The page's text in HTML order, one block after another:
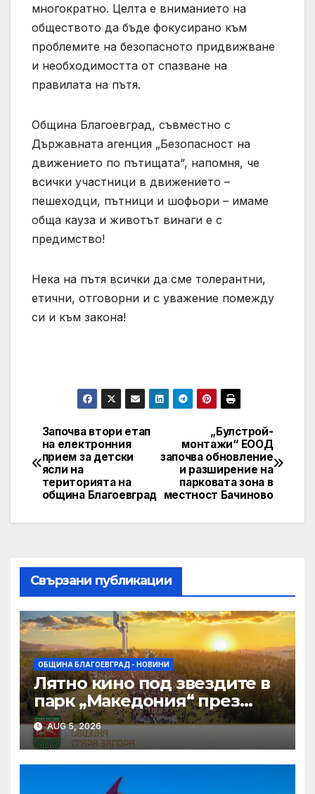
многократно. Целта е вниманието на
обществото да бъде фокусирано към
проблемите на безопасното придвижване
и необходимостта от спазване на
правилата на пътя.
Община Благоевград, съвместно с
Държавната агенция „Безопасност на
движението по пътищата“, напомня, че
всички участници в движението –
пешеходци, пътници и шофьори – имаме
обща кауза и животът винаги е с
предимство!
Нека на пътя всички да сме толерантни,
етични, отговорни и с уважение помежду
си и към закона!
Post
navigation
„Булстрой-
монтажи“ ЕООД
започва обновление
и разширение на
парковата зона в
местност Бачиново
Започва втори етап
на електронния
прием за детски
ясли на
територията на
община Благоевград
Свързани публикации
ОБЩИНА БЛАГОЕВГРАД - НОВИНИ
Лятно кино под звездите в
парк „Македония“ през
август в Благоевград
AUG 5, 2026